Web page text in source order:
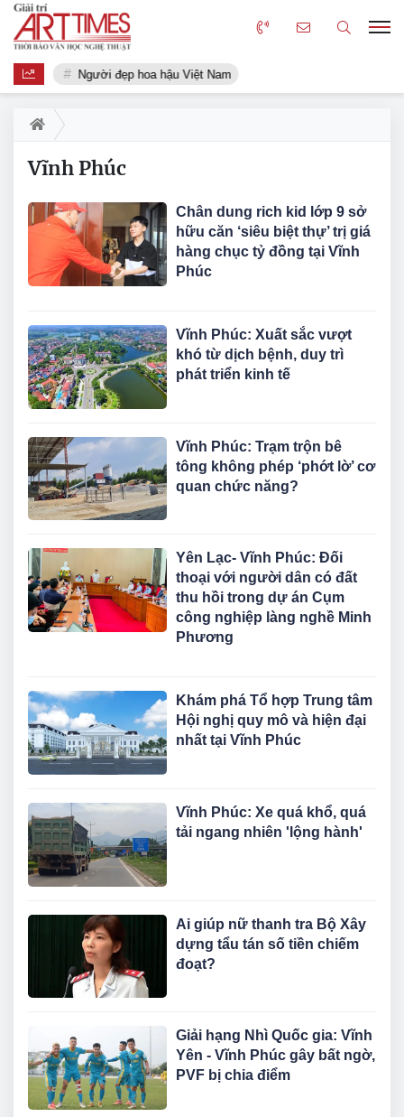
Người đẹp hoa hậu Việt Nam
Vĩnh Phúc
Chân dung rich kid lớp 9 sở
hữu căn ‘siêu biệt thự’ trị giá
hàng chục tỷ đồng tại Vĩnh
Phúc
Vĩnh Phúc: Xuất sắc vượt
khó từ dịch bệnh, duy trì
phát triển kinh tế
Vĩnh Phúc: Trạm trộn bê
tông không phép ‘phớt lờ’ cơ
quan chức năng?
Yên Lạc- Vĩnh Phúc: Đối
thoại với người dân có đất
thu hồi trong dự án Cụm
công nghiệp làng nghề Minh
Phương
Khám phá Tổ hợp Trung tâm
Hội nghị quy mô và hiện đại
nhất tại Vĩnh Phúc
Vĩnh Phúc: Xe quá khổ, quá
tải ngang nhiên 'lộng hành'
Ai giúp nữ thanh tra Bộ Xây
dựng tẩu tán số tiền chiếm
đoạt?
Giải hạng Nhì Quốc gia: Vĩnh
Yên - Vĩnh Phúc gây bất ngờ,
PVF bị chia điểm